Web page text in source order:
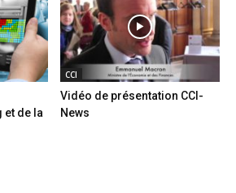
et de la
CCI
Vidéo de présentation CCI-
News